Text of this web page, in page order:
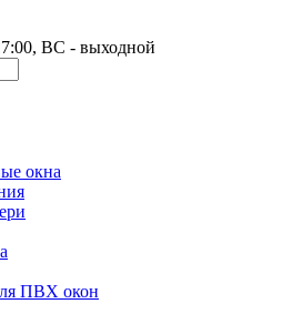
ВС - выходной
окна
ПВХ окон